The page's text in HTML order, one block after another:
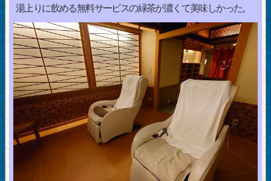
湯上りに飲める無料サービスの緑茶が濃くて美味しかった。